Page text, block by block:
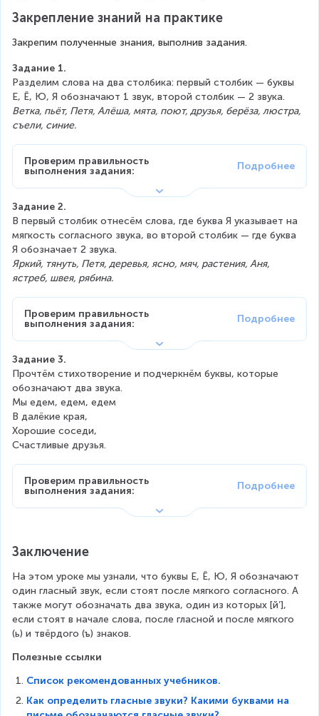
Закрепление знаний на практике
Закрепим полученные знания, выполнив задания.
Задание 1.
Разделим слова на два столбика: первый столбик — буквы
Е, Ё, Ю, Я обозначают 1 звук, второй столбик — 2 звука.
Ветка, пьёт, Петя, Алёша, мята, поют, друзья, берёза, люстра,
съели, синие.
Проверим правильность
выполнения задания:
Задание 2.
В первый столбик отнесём слова, где буква Я указывает на
мягкость согласного звука, во второй столбик — где буква
Я обозначает 2 звука.
Яркий, тянуть, Петя, деревья, ясно, мяч, растения, Аня,
ястреб, швея, рябина.
Проверим правильность
выполнения задания:
Задание 3.
Прочтём стихотворение и подчеркнём буквы, которые
обозначают два звука.
Мы едем, едем, едем
В далёкие края,
Хорошие соседи,
Счастливые друзья.
Проверим правильность
выполнения задания:
Заключение
На этом уроке мы узнали, что буквы Е, Ё, Ю, Я обозначают
один гласный звук, если стоят после мягкого согласного. А
также могут обозначать два звука, один из которых [й’],
если стоят в начале слова, после гласной и после мягкого
(ь) и твёрдого (ъ) знаков.
Полезные ссылки
Список рекомендованных учебников.
Как определить гласные звуки? Какими буквами на